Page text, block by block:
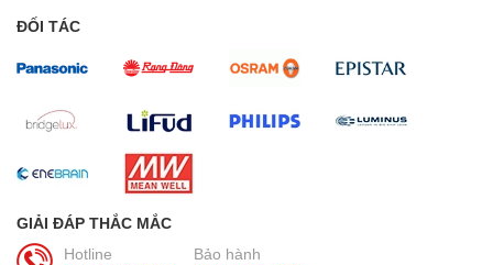
ĐỐI TÁC
GIẢI ĐÁP THẮC MẮC
Hotline
Bảo hành